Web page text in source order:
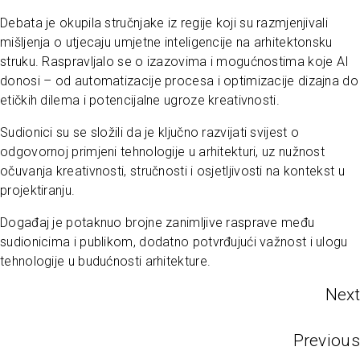
Debata je okupila stručnjake iz regije koji su razmjenjivali
mišljenja o utjecaju umjetne inteligencije na arhitektonsku
struku. Raspravljalo se o izazovima i mogućnostima koje AI
donosi – od automatizacije procesa i optimizacije dizajna do
etičkih dilema i potencijalne ugroze kreativnosti.
Sudionici su se složili da je ključno razvijati svijest o
odgovornoj primjeni tehnologije u arhitekturi, uz nužnost
očuvanja kreativnosti, stručnosti i osjetljivosti na kontekst u
projektiranju.
Događaj je potaknuo brojne zanimljive rasprave među
sudionicima i publikom, dodatno potvrđujući važnost i ulogu
tehnologije u budućnosti arhitekture.
Next
Previous